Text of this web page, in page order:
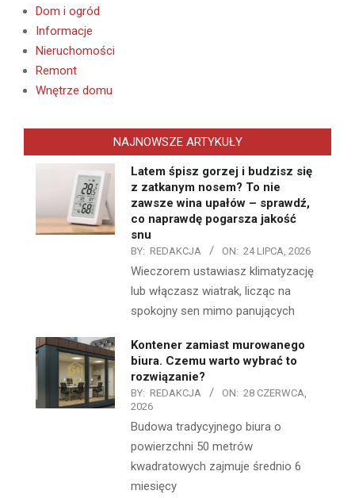
Dom i ogród
Informacje
Nieruchomości
Remont
Wnętrze domu
NAJNOWSZE ARTYKUŁY
Latem śpisz gorzej i budzisz się
z zatkanym nosem? To nie
zawsze wina upałów – sprawdź,
co naprawdę pogarsza jakość
snu
BY: REDAKCJA ON: 24 LIPCA, 2026
Wieczorem ustawiasz klimatyzację
lub włączasz wiatrak, licząc na
spokojny sen mimo panujących
Kontener zamiast murowanego
biura. Czemu warto wybrać to
rozwiązanie?
BY: REDAKCJA ON: 28 CZERWCA,
2026
Budowa tradycyjnego biura o
powierzchni 50 metrów
kwadratowych zajmuje średnio 6
miesięcy